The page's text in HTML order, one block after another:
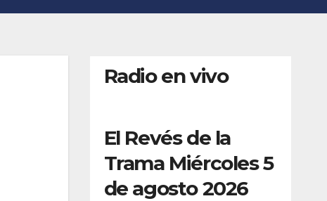
Radio en vivo
El Revés de la
Trama Miércoles 5
de agosto 2026